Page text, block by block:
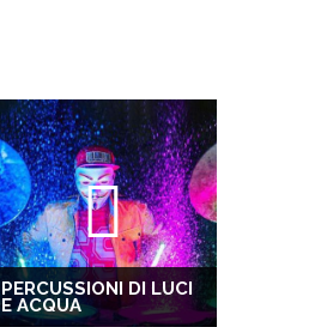
PERCUSSIONI DI LUCI
E ACQUA